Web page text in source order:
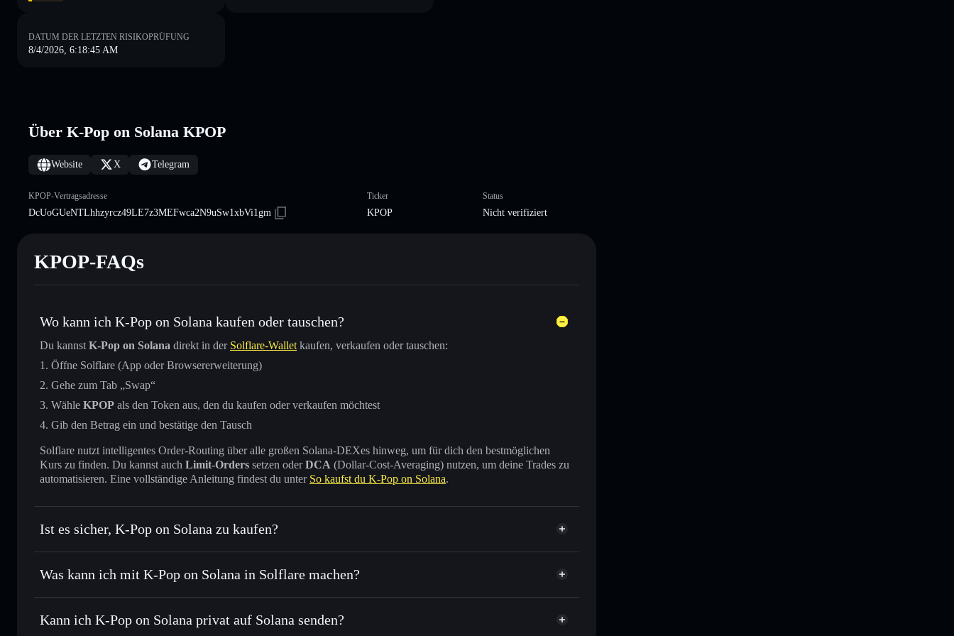
DATUM DER LETZTEN RISIKOPRÜFUNG
8/4/2026, 6:18:45 AM
Über K-Pop on Solana KPOP
Website X Telegram
KPOP-Vertragsadresse
DcUoGUeNTLhhzyrcz49LE7z3MEFwca2N9uSw1xbVi1gm
Ticker
KPOP
Status
Nicht verifiziert
KPOP-FAQs
Wo kann ich K-Pop on Solana kaufen oder tauschen?
Du kannst K-Pop on Solana direkt in der Solflare-Wallet kaufen, verkaufen oder tauschen:
Öffne Solflare (App oder Browsererweiterung)
Gehe zum Tab „Swap“
Wähle KPOP als den Token aus, den du kaufen oder verkaufen möchtest
Gib den Betrag ein und bestätige den Tausch
Solflare nutzt intelligentes Order-Routing über alle großen Solana-DEXes hinweg, um für dich den bestmöglichen
Kurs zu finden. Du kannst auch Limit-Orders setzen oderDCA (Dollar-Cost-Averaging) nutzen, um deine Trades zu
automatisieren. Eine vollständige Anleitung findest du unter So kaufst du K-Pop on Solana.
Ist es sicher, K-Pop on Solana zu kaufen?
K-Pop on Solana nicht verifiziert
Was kann ich mit K-Pop on Solana in Solflare machen?
K-Pop on Solana
Solflare-Wallet
Sofort tauschen– handle KPOP gegen SOL, USDC oder Tausende anderer Solana-Tokens mit intelligentem Order
Kann ich K-Pop on Solana privat auf Solana senden?